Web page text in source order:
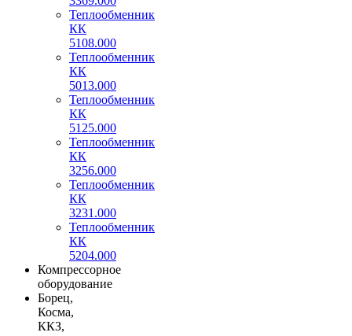
Теплообменник
КК
5108.000
Теплообменник
КК
5013.000
Теплообменник
КК
5125.000
Теплообменник
КК
3256.000
Теплообменник
КК
3231.000
Теплообменник
КК
5204.000
Компрессорное
оборудование
Борец,
Косма,
ККЗ,